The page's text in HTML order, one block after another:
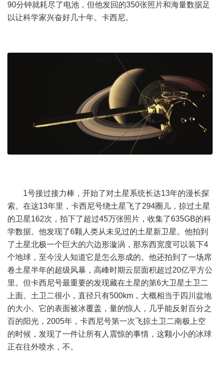
90分钟就耗尽了电池，但他发回的350张照片和海量数据足
以让科学家兴奋好几十年。卡西尼。
1号接过接力棒，开始了对土星系统长达13年的漫长探
索。在这13年里，卡西尼号绕土星飞了294圈儿，掠过土星
的卫星162次，拍下了超过45万张照片，收集了635GB的科
学数据。他发现了6颗人类从未见过的土星新卫星。他拍到
了土星北极一个巨大的六边形漩涡，那东西宽度可以装下4
个地球，至今没人知道它是怎么形成的。他还拍到了一场席
卷土星半年的超级风暴，高峰时期云层面积超过20亿平方公
里。但卡西尼号最重要的发现藏在土星的第6大卫星土卫二
上面。土卫二很小，直径只有500km，大概相当于四川盆地
的大小。它的表面被冰覆盖，量的惊人，几乎能反射百分之
百的阳光，2005年，卡西尼号第一次飞掠土卫二南极上空
的时候，发现了一件让所有人震惊的事情，这颗小小的冰球
正在往外喷水，不。